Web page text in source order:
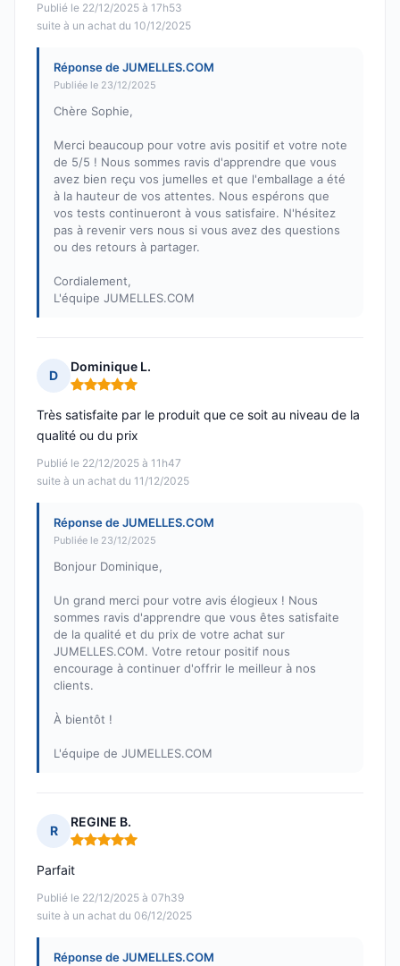
Publié le 22/12/2025 à 17h53
suite à un achat du 10/12/2025
Réponse de JUMELLES.COM
Publiée le 23/12/2025
Chère Sophie,
Merci beaucoup pour votre avis positif et votre note
de 5/5 ! Nous sommes ravis d'apprendre que vous
avez bien reçu vos jumelles et que l'emballage a été
à la hauteur de vos attentes. Nous espérons que
vos tests continueront à vous satisfaire. N'hésitez
pas à revenir vers nous si vous avez des questions
ou des retours à partager.
Cordialement,
L'équipe JUMELLES.COM
D
Dominique L.
Note : 5 sur 5
Publié le 22/12/2025 à 11h47
suite à un achat du 11/12/2025
Très satisfaite par le produit que ce soit au niveau de la
qualité ou du prix
Réponse de JUMELLES.COM
Publiée le 23/12/2025
Bonjour Dominique,
Un grand merci pour votre avis élogieux ! Nous
sommes ravis d'apprendre que vous êtes satisfaite
de la qualité et du prix de votre achat sur
JUMELLES.COM. Votre retour positif nous
encourage à continuer d'offrir le meilleur à nos
clients.
À bientôt !
L'équipe de JUMELLES.COM
R
REGINE B.
Note : 5 sur 5
Publié le 22/12/2025 à 07h39
suite à un achat du 06/12/2025
Parfait
Réponse de JUMELLES.COM